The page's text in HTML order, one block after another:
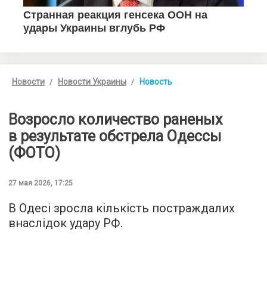
Новости Новости Украины Новость
Возросло количество раненых
в результате обстрела Одессы
(ФОТО)
27 мая 2026, 17:25
В Одесі зросла кількість постраждалих
внаслідок удару РФ.